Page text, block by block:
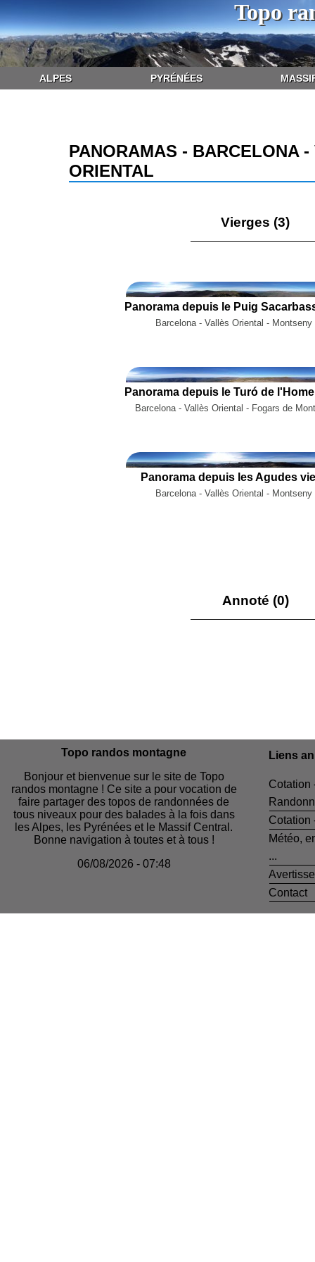
Topo
ALPES PYRÉNÉES
PANORAMAS - BARCELONA
ORIENTAL
Vierges (3)
Barcelona - Vallès Oriental -
Barcelona - Vallès Oriental - Fogars de
Panorama depuis les Agudes
Barcelona - Vallès Oriental -
Annoté (0)
Topo randos montagne
Bonjour et bienvenue sur le site de Topo
randos montagne ! Ce site a pour vocation de
faire partager des topos de randonnées de
tous niveaux pour des balades à la fois dans
les Alpes, les Pyrénées et le Massif Central.
Bonne navigation à toutes et à tous !
06/08/2026 - 07:48
Liens
Cotation
Cotation
Météo,
...
Contact